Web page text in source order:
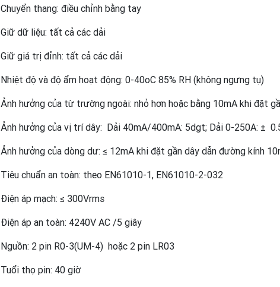
Chuyển thang: điều chỉnh bằng tay
Giữ dữ liệu: tất cả các dải
Giữ giá trị đỉnh: tất cả các dải
Nhiệt độ và độ ẩm hoạt động: 0-40oC 85% RH (không ngưng tụ)
Ảnh hưởng của từ trường ngoài: nhỏ hơn hoặc bằng 10mA khi đặt
Ảnh hưởng của vị trí dây: Dải 40mA/400mA: 5dgt; Dải 0-250A: ±
Ảnh hưởng của dòng dư: ≤ 12mA khi đặt gần dây dẫn đường kính
Tiêu chuẩn an toàn: theo EN61010-1, EN61010-2-032
Điện áp mạch: ≤ 300Vrms
Điện áp an toàn: 4240V AC /5 giây
Nguồn: 2 pin R0-3(UM-4) hoặc 2 pin LR03
Tuổi thọ pin: 40 giờ